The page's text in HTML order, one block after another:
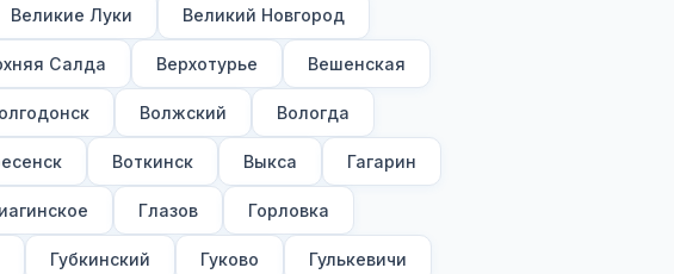
Великие Луки Великий Новгород
Салда Верхотурье Вешенская
Волжский Вологда
Воткинск Выкса Гагарин
Глазов Горловка
Губкинский Гуково Гулькевичи